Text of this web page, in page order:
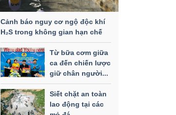
Cảnh báo nguy cơ ngộ độc khí
H₂S trong không gian hạn chế
Từ bữa cơm giữa
ca đến chiến lược
giữ chân người...
Siết chặt an toàn
lao động tại các